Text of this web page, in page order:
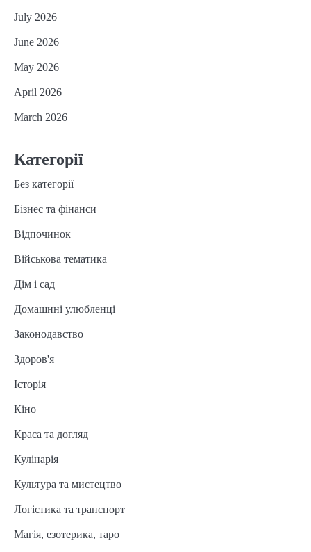
July 2026
June 2026
May 2026
April 2026
March 2026
Категорії
Без категорії
Бізнес та фінанси
Відпочинок
Військова тематика
Дім і сад
Домашнні улюбленці
Законодавство
Здоров'я
Історія
Кіно
Краса та догляд
Кулінарія
Культура та мистецтво
Логістика та транспорт
Магія, езотерика, таро